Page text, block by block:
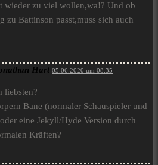
wieder zu viel wollen,wa!? Und ob
zu Battinson passt,muss sich auch
Hart 05.06.2020 um 08:35
liebsten?
Bane (normaler Schauspieler und
eine Jekyll/Hyde Version durch
Kräften?